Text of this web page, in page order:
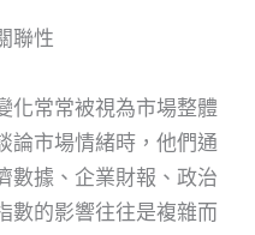
聯性
化常常被視為市場整體
論市場情緒時，他們通
數據、企業財報、政治
數的影響往往是複雜而